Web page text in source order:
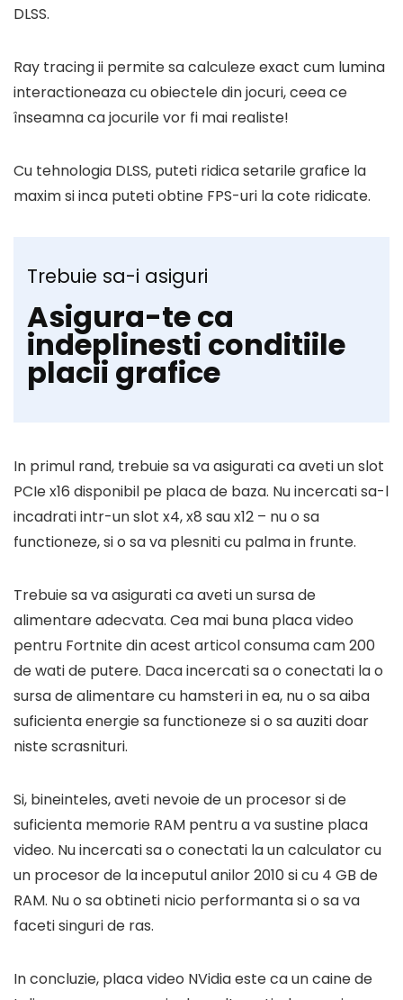
DLSS.
Ray tracing ii permite sa calculeze exact cum lumina
interactioneaza cu obiectele din jocuri, ceea ce
înseamna ca jocurile vor fi mai realiste!
Cu tehnologia DLSS, puteti ridica setarile grafice la
maxim si inca puteti obtine FPS-uri la cote ridicate.
Trebuie sa-i asiguri
Asigura-te ca
indeplinesti conditiile
placii grafice
In primul rand, trebuie sa va asigurati ca aveti un slot
PCIe x16 disponibil pe placa de baza. Nu incercati sa-l
incadrati intr-un slot x4, x8 sau x12 – nu o sa
functioneze, si o sa va plesniti cu palma in frunte.
Trebuie sa va asigurati ca aveti un sursa de
alimentare adecvata. Cea mai buna placa video
pentru Fortnite din acest articol consuma cam 200
de wati de putere. Daca incercati sa o conectati la o
sursa de alimentare cu hamsteri in ea, nu o sa aiba
suficienta energie sa functioneze si o sa auziti doar
niste scrasnituri.
Si, bineinteles, aveti nevoie de un procesor si de
suficienta memorie RAM pentru a va sustine placa
video. Nu incercati sa o conectati la un calculator cu
un procesor de la inceputul anilor 2010 si cu 4 GB de
RAM. Nu o sa obtineti nicio performanta si o sa va
faceti singuri de ras.
In concluzie, placa video NVidia este ca un caine de